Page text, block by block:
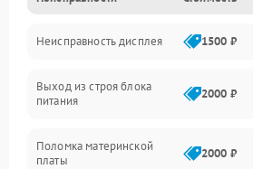
Неисправность BIOS
Повреждение корпуса
Неисправность дисплея 1500 ₽
Выход из строя блока
питания
2000 ₽
Поломка материнской
платы
2000 ₽